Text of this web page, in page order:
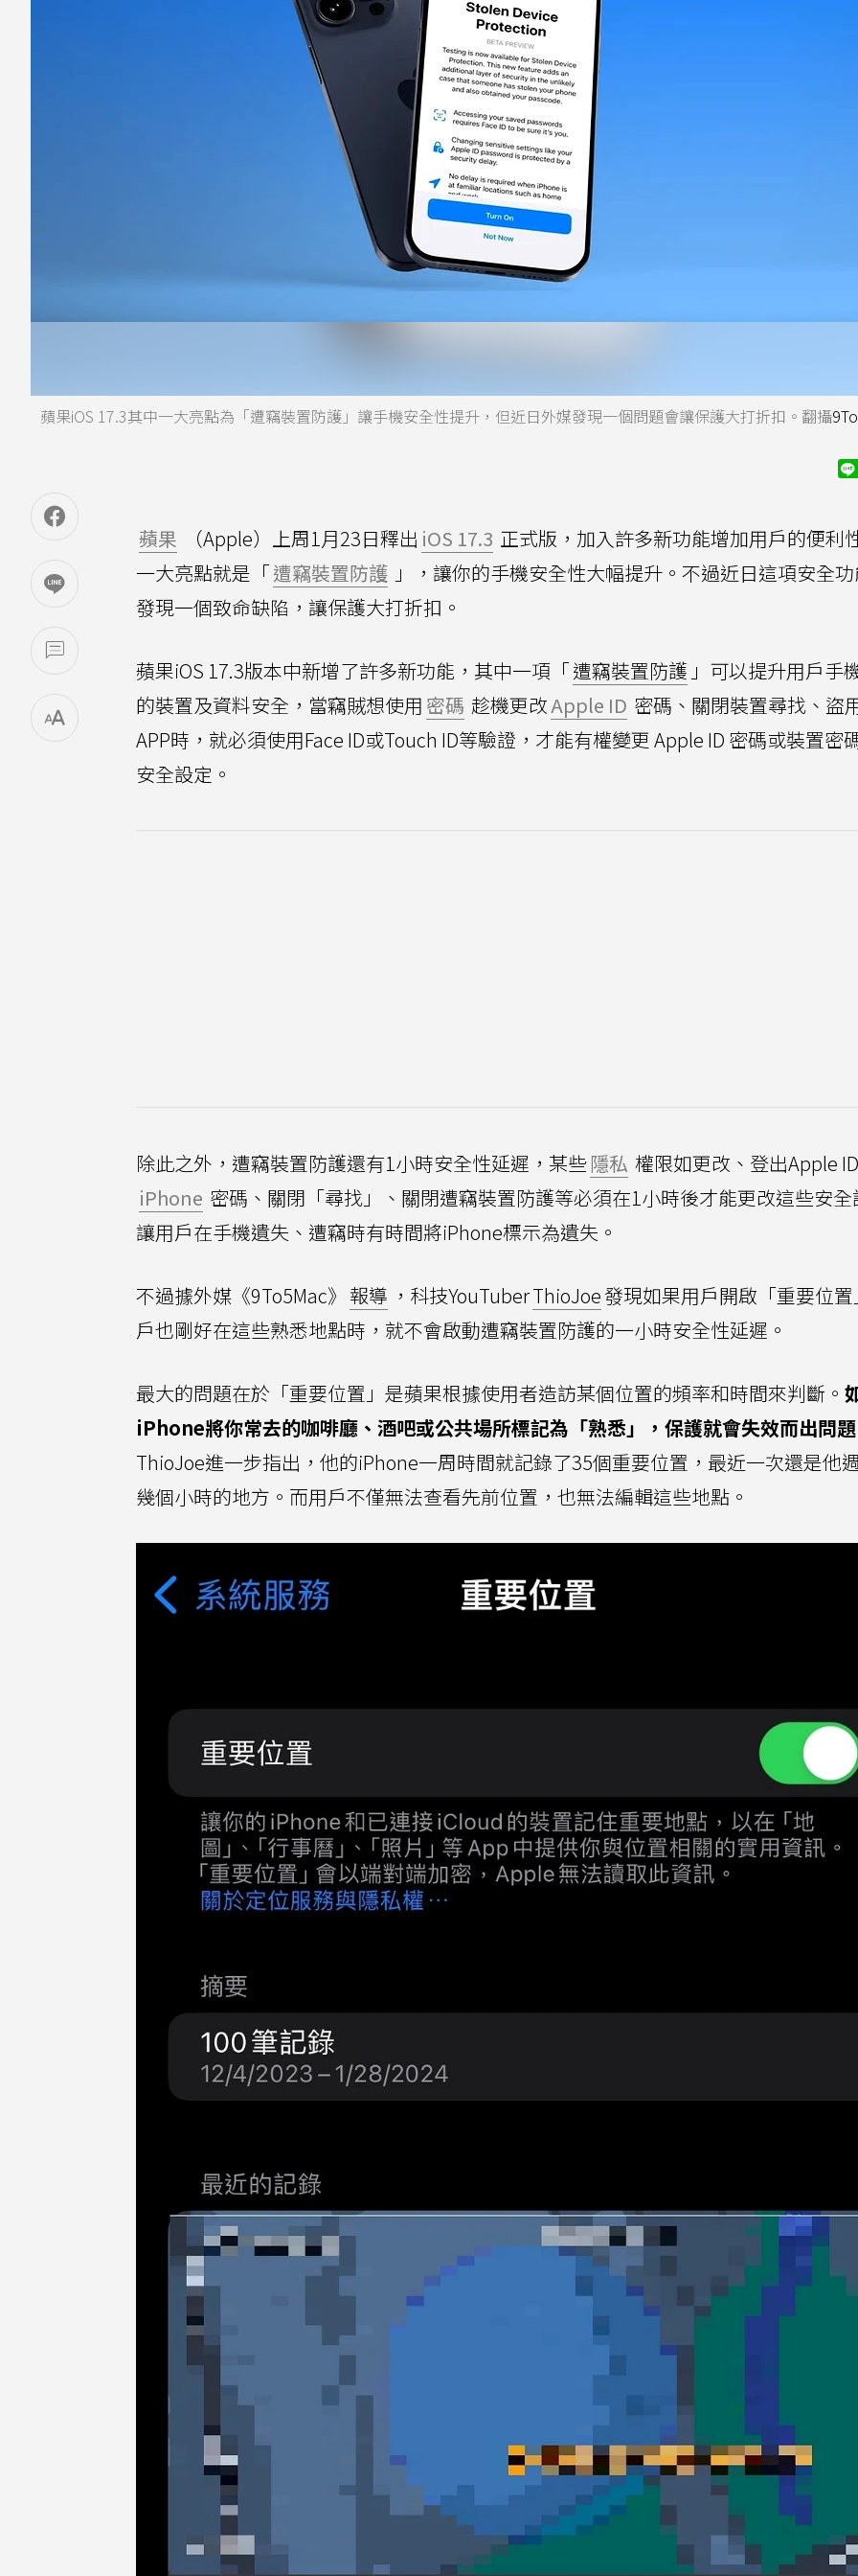
蘋果iOS 17.3其中一大亮點為「遭竊裝置防護」讓手機安全性提升，但近日外媒發現一個問題會讓保護大打折扣。翻攝
蘋果 （Apple）上周1月23日釋出 iOS 17.3 正式版，加入許多新功能增加用戶的便利
一大亮點就是「遭竊裝置防護 」，讓你的手機安全性大幅提升。不過近日這項安全
發現一個致命缺陷，讓保護大打折扣。
蘋果iOS 17.3版本中新增了許多新功能，其中一項「遭竊裝置防護 」可以提升用戶手
的裝置及資料安全，當竊賊想使用 密碼 趁機更改Apple ID 密碼、關閉裝置尋找、盜
APP時，就必須使用Face ID或Touch ID等驗證，才能有權變更 Apple ID 密碼或裝置密
安全設定。
除此之外，遭竊裝置防護還有1小時安全性延遲，某些隱私 權限如更改、登出Apple
iPhone 密碼、關閉「尋找」、關閉遭竊裝置防護等必須在1小時後才能更改這些安全
讓用戶在手機遺失、遭竊時有時間將iPhone標示為遺失。
不過據外媒《9To5Mac》 報導 ，科技YouTuberThioJoe發現如果用戶開啟「重要位置
戶也剛好在這些熟悉地點時，就不會啟動遭竊裝置防護的一小時安全性延遲。
最大的問題在於「重要位置」是蘋果根據使用者造訪某個位置的頻率和時間來判斷。
iPhone將你常去的咖啡廳、酒吧或公共場所標記為「熟悉」，保護就會失效而出問題
ThioJoe進一步指出，他的iPhone一周時間就記錄了35個重要位置，最近一次還是他
幾個小時的地方。而用戶不僅無法查看先前位置，也無法編輯這些地點。